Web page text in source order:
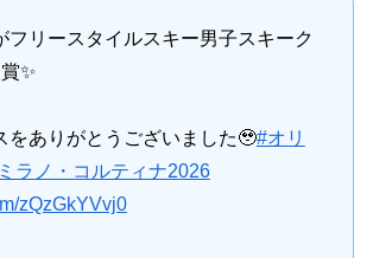
フリースタイルスキー男子スキーク
✨
をありがとうございました🥹#オリ
ラノ・コルティナ2026
zQzGkYVvj0